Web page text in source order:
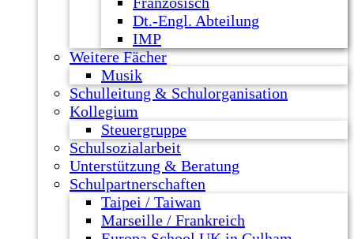
Dt.-Engl. Abteilung
IMP
Weitere Fächer
Musik
Schulleitung & Schulorganisation
Kollegium
Steuergruppe
Schulsozialarbeit
Unterstützung & Beratung
Schulpartnerschaften
Taipei / Taiwan
Marseille / Frankreich